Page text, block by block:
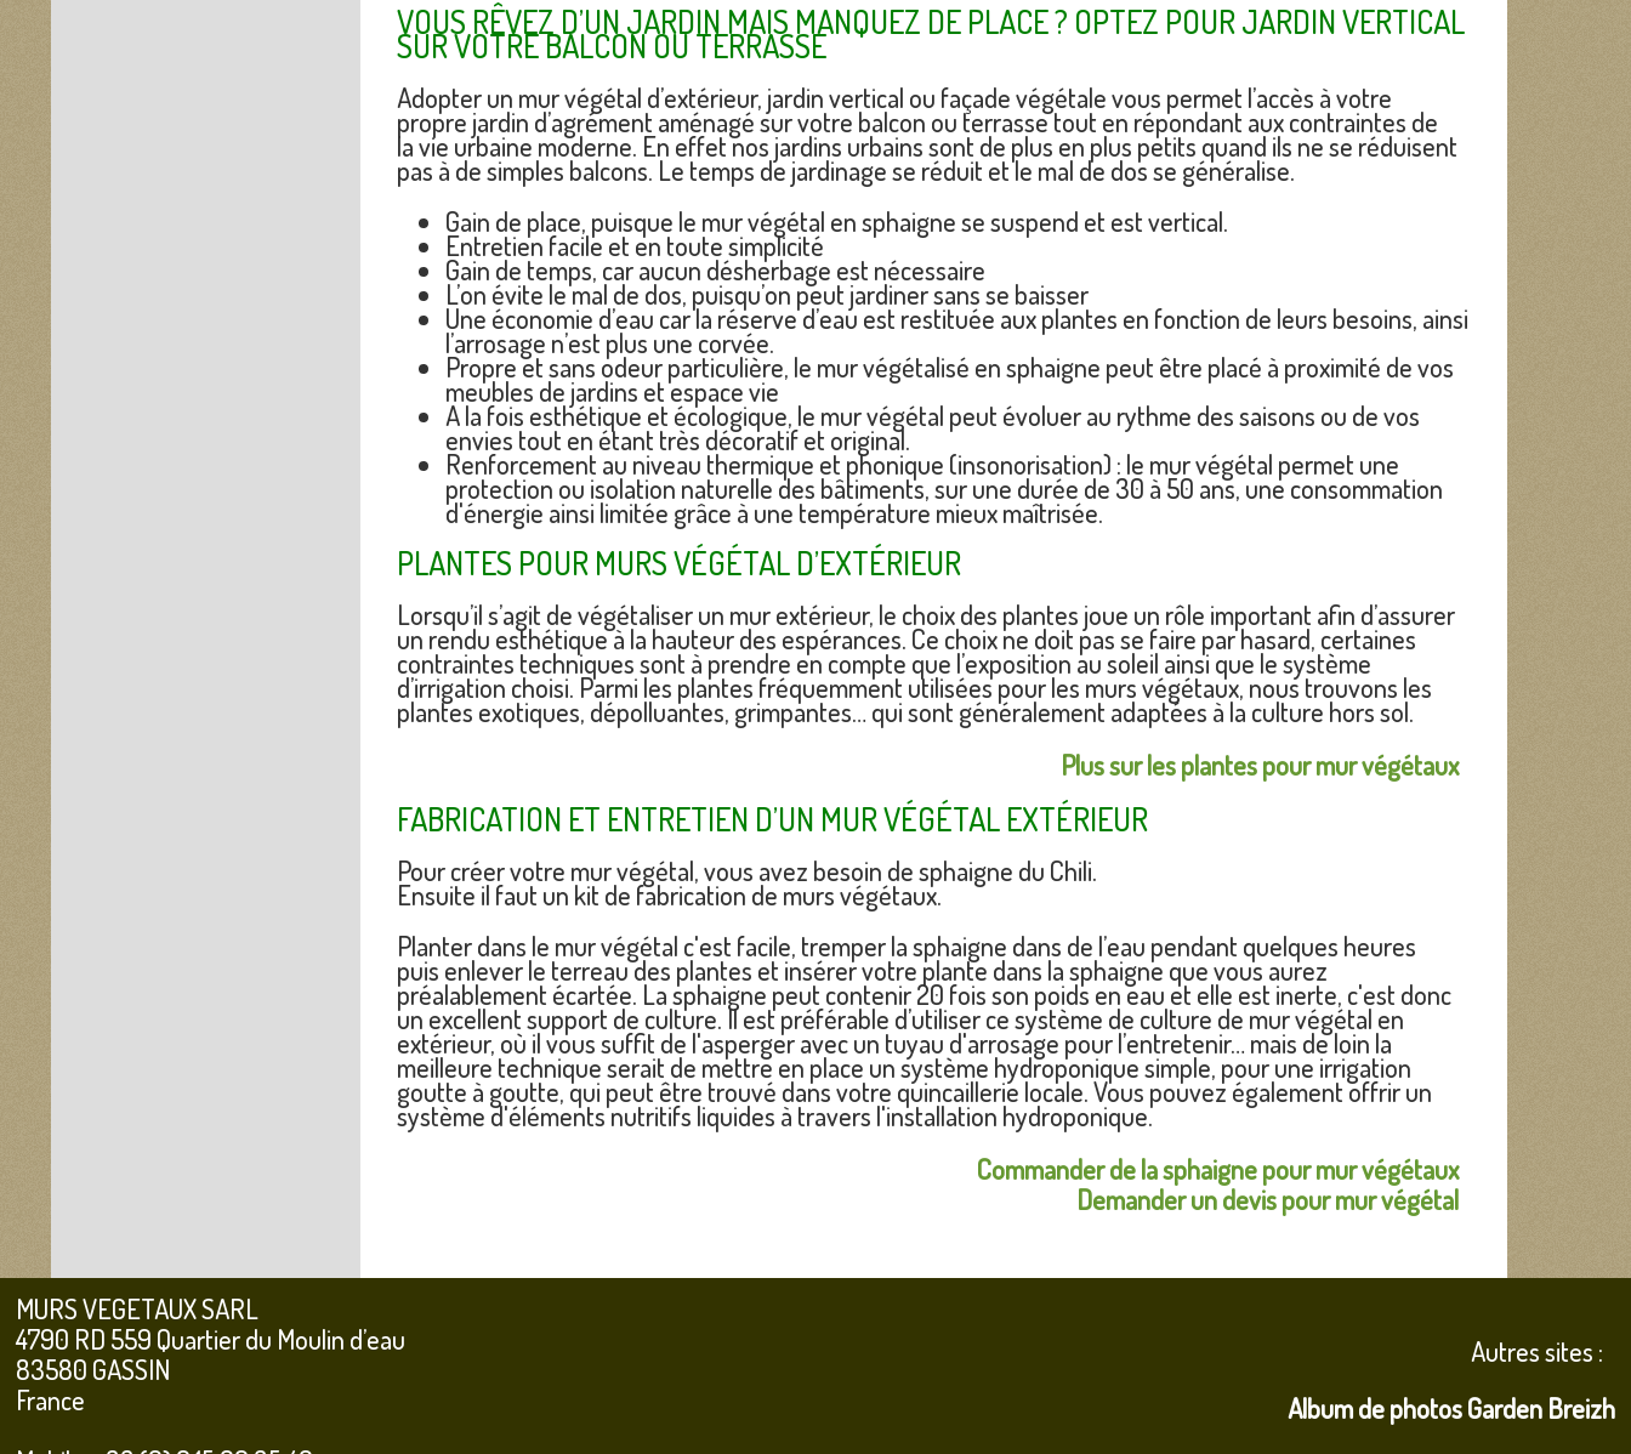
VOUS RÊVEZ D’UN JARDIN MAIS MANQUEZ DE PLACE ? OPTEZ POUR JARDIN VERTICAL
SUR VOTRE BALCON OU TERRASSE
Adopter un mur végétal d’extérieur, jardin vertical ou façade végétale vous permet l’accès à votre
propre jardin d’agrément aménagé sur votre balcon ou terrasse tout en répondant aux contraintes de
la vie urbaine moderne. En effet nos jardins urbains sont de plus en plus petits quand ils ne se réduisent
pas à de simples balcons. Le temps de jardinage se réduit et le mal de dos se généralise.
Gain de place, puisque le mur végétal en sphaigne se suspend et est vertical.
Entretien facile et en toute simplicité
Gain de temps, car aucun désherbage est nécessaire
L’on évite le mal de dos, puisqu’on peut jardiner sans se baisser
Une économie d’eau car la réserve d’eau est restituée aux plantes en fonction de leurs besoins, ainsi
l’arrosage n’est plus une corvée.
Propre et sans odeur particulière, le mur végétalisé en sphaigne peut être placé à proximité de vos
meubles de jardins et espace vie
A la fois esthétique et écologique, le mur végétal peut évoluer au rythme des saisons ou de vos
envies tout en étant très décoratif et original.
Renforcement au niveau thermique et phonique (insonorisation) : le mur végétal permet une
protection ou isolation naturelle des bâtiments, sur une durée de 30 à 50 ans, une consommation
d'énergie ainsi limitée grâce à une température mieux maîtrisée.
PLANTES POUR MURS VÉGÉTAL D’EXTÉRIEUR
Lorsqu’il s’agit de végétaliser un mur extérieur, le choix des plantes joue un rôle important afin d’assurer
un rendu esthétique à la hauteur des espérances. Ce choix ne doit pas se faire par hasard, certaines
contraintes techniques sont à prendre en compte que l’exposition au soleil ainsi que le système
d’irrigation choisi. Parmi les plantes fréquemment utilisées pour les murs végétaux, nous trouvons les
plantes exotiques, dépolluantes, grimpantes… qui sont généralement adaptées à la culture hors sol.
Plus sur les plantes pour mur végétaux
FABRICATION ET ENTRETIEN D’UN MUR VÉGÉTAL EXTÉRIEUR
Pour créer votre mur végétal, vous avez besoin de sphaigne du Chili.
Ensuite il faut un kit de fabrication de murs végétaux.
Planter dans le mur végétal c'est facile, tremper la sphaigne dans de l’eau pendant quelques heures
puis enlever le terreau des plantes et insérer votre plante dans la sphaigne que vous aurez
préalablement écartée. La sphaigne peut contenir 20 fois son poids en eau et elle est inerte, c'est donc
un excellent support de culture. Il est préférable d’utiliser ce système de culture de mur végétal en
extérieur, où il vous suffit de l'asperger avec un tuyau d'arrosage pour l’entretenir… mais de loin la
meilleure technique serait de mettre en place un système hydroponique simple, pour une irrigation
goutte à goutte, qui peut être trouvé dans votre quincaillerie locale. Vous pouvez également offrir un
système d'éléments nutritifs liquides à travers l'installation hydroponique.
Commander de la sphaigne pour mur végétaux
Demander un devis pour mur végétal
MURS VEGETAUX SARL
4790 RD 559 Quartier du Moulin d’eau
83580 GASSIN
France
Autres sites :
Album de photos Garden Breizh